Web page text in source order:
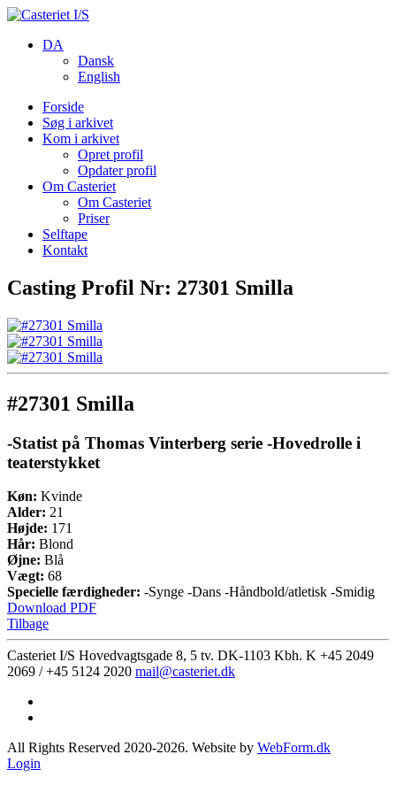
DA
Dansk
English
Forside
Søg i arkivet
Kom i arkivet
Opret profil
Opdater profil
Om Casteriet
Om Casteriet
Priser
Selftape
Kontakt
Casting Profil Nr: 27301 Smilla
#27301 Smilla
-Statist på Thomas Vinterberg serie -Hovedrolle i
teaterstykket
Køn: Kvinde
Alder: 21
Højde: 171
Hår: Blond
Øjne: Blå
Vægt: 68
Specielle færdigheder: -Synge -Dans -Håndbold/atletisk -Smidig
Download PDF
Tilbage
Casteriet I/S Hovedvagtsgade 8, 5 tv. DK-1103 Kbh. K +45 2049
2069 / +45 5124 2020 mail@casteriet.dk
All Rights Reserved 2020-2026. Website by WebForm.dk
Login